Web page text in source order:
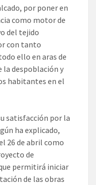
por poner en
como motor de
del tejido
con tanto
ello en aras de
despoblación y
habitantes en el
satisfacción por la
ha explicado,
26 de abril como
de
permitirá iniciar
de las obras